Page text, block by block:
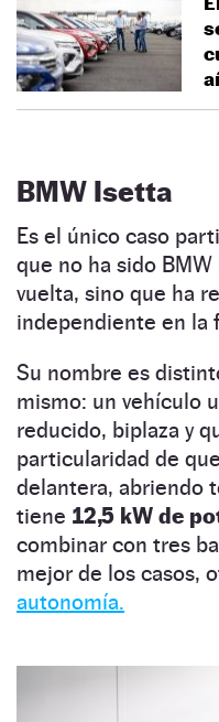
BMW Isetta
Es el único caso
que no ha sido
vuelta, sino que ha
independiente en la
Su nombre es
mismo: un vehículo
reducido, biplaza y
particularidad de
delantera, abriendo
tiene 12,5 kW de
combinar con tres
mejor de los casos,
autonomía.